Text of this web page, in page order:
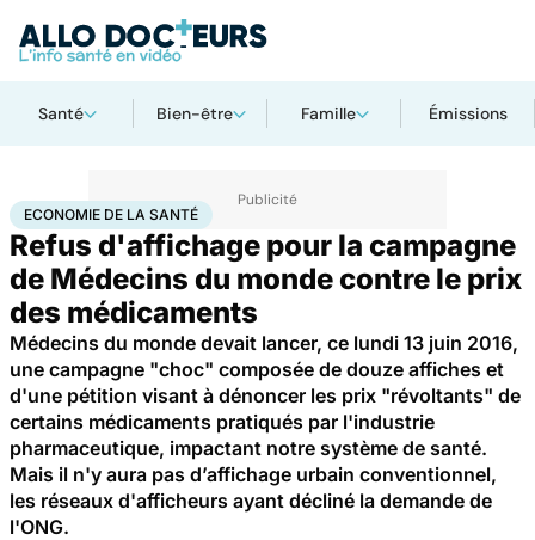
Santé Bien-être Famille Émissions
AccueilSantéSociétéÉconomie Economie de la santé
ECONOMIE DE LA SANTÉ
Refus d'affichage pour la campagne
de Médecins du monde contre le prix
des médicaments
Médecins du monde devait lancer, ce lundi 13 juin 2016,
une campagne "choc" composée de douze affiches et
d'une pétition visant à dénoncer les prix "révoltants" de
certains médicaments pratiqués par l'industrie
pharmaceutique, impactant notre système de santé.
Mais il n'y aura pas d’affichage urbain conventionnel,
les réseaux d'afficheurs ayant décliné la demande de
l'ONG.